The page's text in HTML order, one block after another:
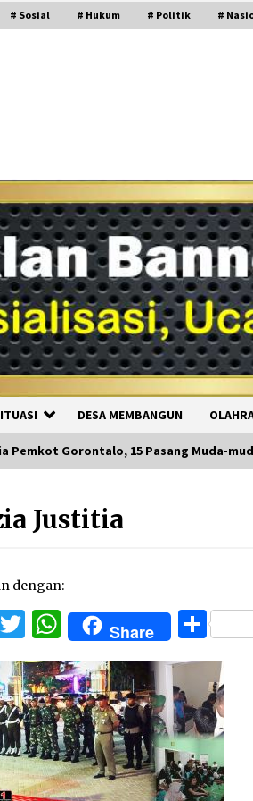
# Sosial # Hukum # Politik #
DESA MEMBANGUN
Pemkot Gorontalo, 15 Pasang Muda-
Justitia
dengan:
Twitter
WhatsApp
Share